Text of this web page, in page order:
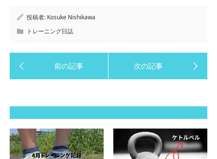
投稿者: Kosuke Nishikawa
トレーニング日誌